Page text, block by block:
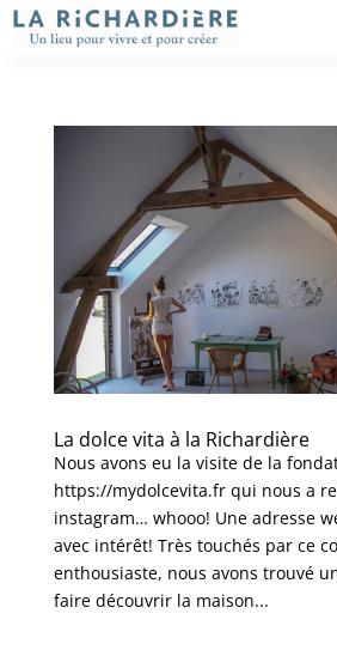
La dolce vita à la Richardière
Nous avons eu la visite de la
https://mydolcevita.fr qui nous a
instagram… whooo! Une adresse
avec intérêt! Très touchés par ce
enthousiaste, nous avons trouvé
faire découvrir la maison...